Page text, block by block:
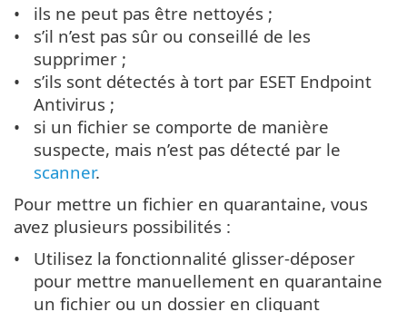
ils ne peut pas être nettoyés ;
s’il n’est pas sûr ou conseillé de les
supprimer ;
s’ils sont détectés à tort par ESET Endpoint
Antivirus ;
si un fichier se comporte de manière
suspecte, mais n’est pas détecté par le
scanner.
Pour mettre un fichier en quarantaine, vous
avez plusieurs possibilités :
Utilisez la fonctionnalité glisser-déposer
pour mettre manuellement en quarantaine
un fichier ou un dossier en cliquant